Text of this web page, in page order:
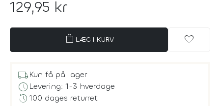
129,95 kr
shopping_bag LÆG I KURV favorite
local_shippingKun få på lager
scheduleLevering: 1-3 hverdage
history100 dages returret